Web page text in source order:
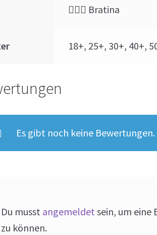
🙎🏼‍♀️ Bratina
18+, 25+, 30+, 40+,
Es gibt noch keine Bewertungen.
Du musst angemeldetsein, um eine
zu können.